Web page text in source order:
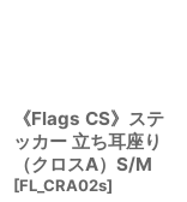
《Flags CS》ステ
ッカー 立ち耳座り
（クロスA）S/M
[FL_CRA02s]